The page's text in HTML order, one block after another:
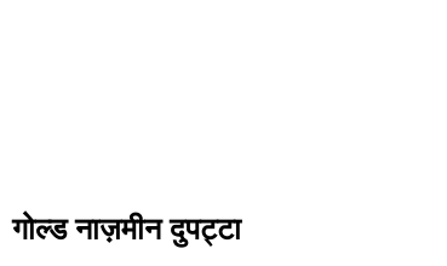
गोल्ड नाज़मीन दुपट्टा